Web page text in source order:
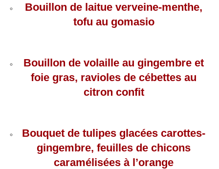
Bouillon de laitue verveine-menthe,
tofu au gomasio
Bouillon de volaille au gingembre et
foie gras, ravioles de cébettes au
citron confit
Bouquet de tulipes glacées carottes-
gingembre, feuilles de chicons
caramélisées à l’orange